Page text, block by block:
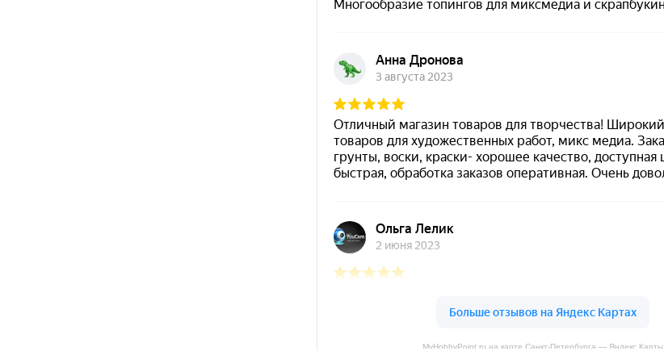
MyHobbyPoint.ru на карте Санкт‑Петербурга — Яндекс Карты